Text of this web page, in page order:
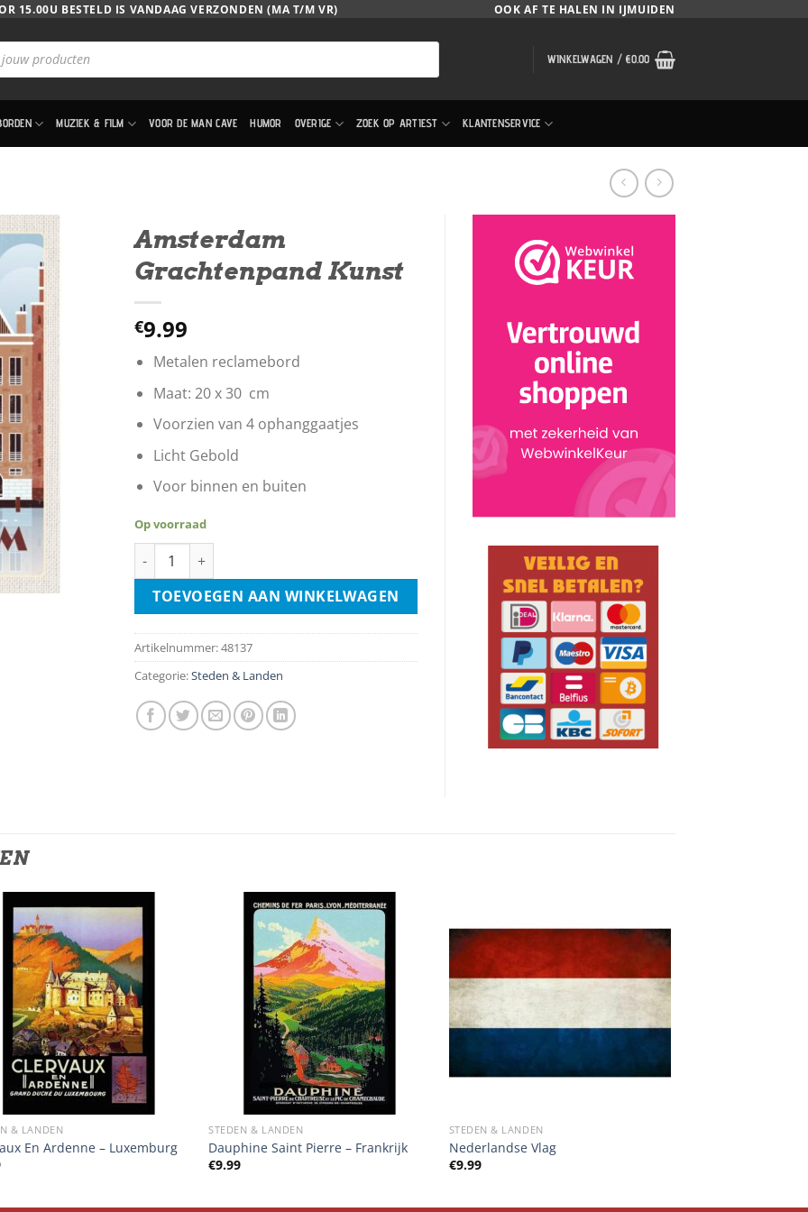
15.00U BESTELD IS VANDAAG VERZONDEN (MA T/M VR) OOK AF TE HALEN IN IJMUIDEN
WINKELWAGEN /€0.00
MUZIEK & FILM VOOR DE MAN CAVE HUMOR OVERIGE ZOEK OP ARTIEST KLANTENSERVICE
Amsterdam
Grachtenpand Kunst
€9.99
Metalen reclamebord
Maat: 20 x 30 cm
Voorzien van 4 ophanggaatjes
Licht Gebold
Voor binnen en buiten
Op voorraad
Amsterdam Grachtenpand Kunst aantal
TOEVOEGEN AAN WINKELWAGEN
Artikelnummer:48137
Categorie:Steden & Landen
& LANDEN
En Ardenne – Luxemburg
STEDEN & LANDEN
Dauphine Saint Pierre – Frankrijk
€9.99
STEDEN & LANDEN
Nederlandse Vlag
€9.99